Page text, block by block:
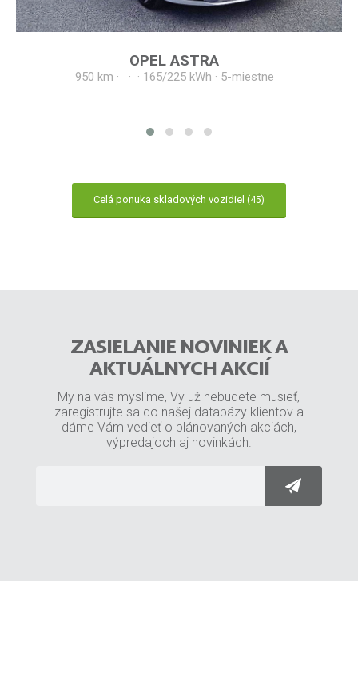
OPEL ASTRA
950 km · · · 165/225 kWh · 5-miestne
Celá ponuka skladových vozidiel (45)
ZASIELANIE NOVINIEK A
AKTUÁLNYCH AKCIÍ
My na vás myslíme, Vy už nebudete musieť,
zaregistrujte sa do našej databázy klientov a
dáme Vám vedieť o plánovaných akciách,
výpredajoch aj novinkách.